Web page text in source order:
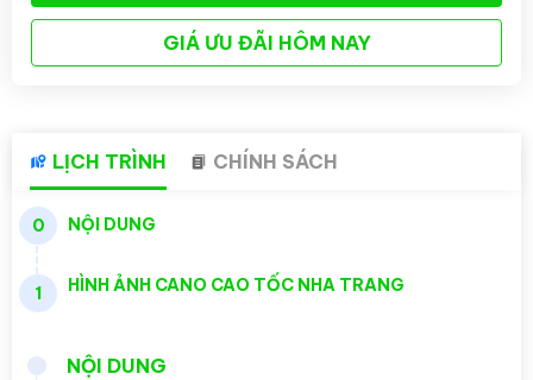
GIÁ ƯU ĐÃI HÔM NAY
LỊCH TRÌNH CHÍNH SÁCH
0 NỘI DUNG
1 HÌNH ẢNH CANO CAO TỐC NHA TRANG
NỘI DUNG